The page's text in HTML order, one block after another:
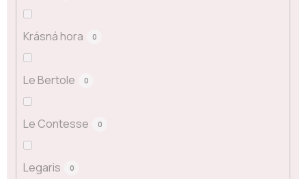
Krásná hora 0
Le Bertole 0
Le Contesse 0
Legaris 0